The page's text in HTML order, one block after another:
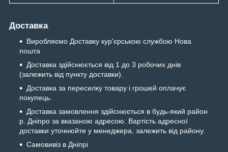
Доставка
Виробляємо Доставку кур'єрською службою Нова
пошта
Доставка здійснюється від 1 до 3 робочих днів
(залежить від пункту доставки).
Доставка за пересилку товару і грошей оплачує
покупець.
Доставка замовлення здійснюється в будь-який район
р. Дніпро за вказаною адресою. Вартість адресної
доставки уточнюйте у менеджера, залежить від району.
Самовивіз в Дніпрі